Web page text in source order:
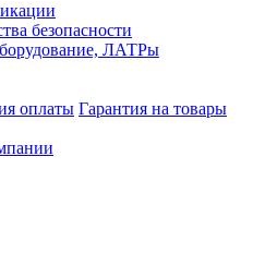
безопасности
ЛАТРы
оплаты Гарантия на товары